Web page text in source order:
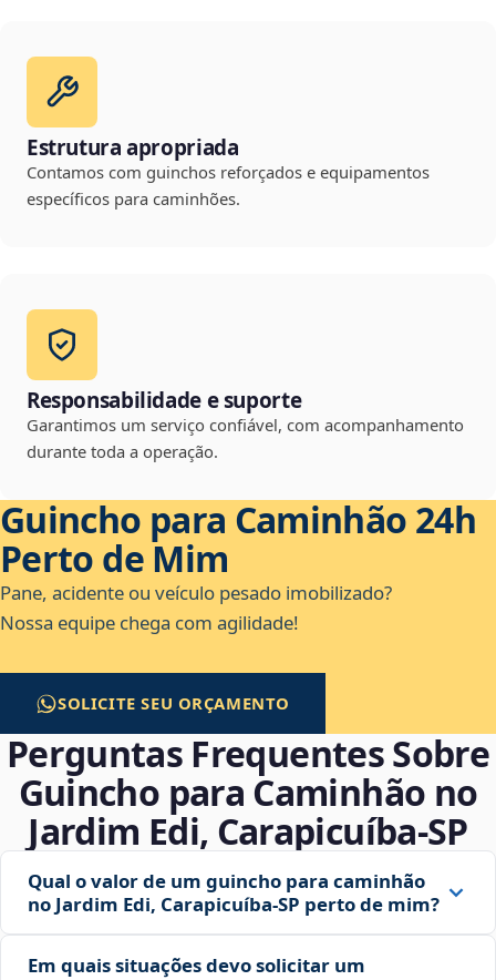
Estrutura apropriada
Contamos com guinchos reforçados e equipamentos
específicos para caminhões.
Responsabilidade e suporte
Garantimos um serviço confiável, com acompanhamento
durante toda a operação.
Guincho para Caminhão 24h
Perto de Mim
Pane, acidente ou veículo pesado imobilizado?
Nossa equipe chega com agilidade!
SOLICITE SEU ORÇAMENTO
Perguntas Frequentes Sobre
Guincho para Caminhão no
Jardim Edi, Carapicuíba‑SP
Qual o valor de um guincho para caminhão
no Jardim Edi, Carapicuíba‑SP perto de mim?
Em quais situações devo solicitar um